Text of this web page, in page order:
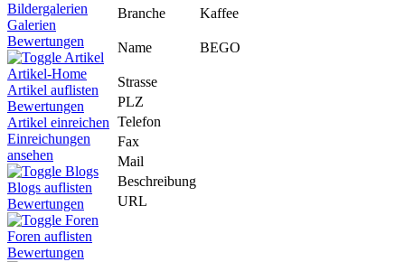
Bildergalerien
Galerien
Bewertungen
Artikel
Artikel-Home
Artikel auflisten
Bewertungen
Artikel einreichen
Einreichungen
ansehen
Blogs
Blogs auflisten
Bewertungen
Foren
Foren auflisten
Bewertungen
Branche Kaffee
Name BEGO
Strasse
PLZ
Telefon
Fax
Mail
Beschreibung
URL